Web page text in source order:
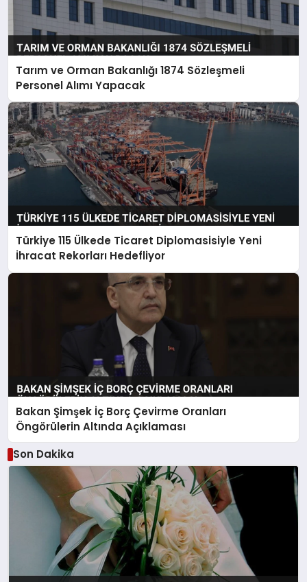
Tarım ve Orman Bakanlığı 1874 Sözleşmeli
Personel Alımı Yapacak
Türkiye 115 Ülkede Ticaret Diplomasisiyle Yeni
İhracat Rekorları Hedefliyor
Bakan Şimşek İç Borç Çevirme Oranları
Öngörülerin Altında Açıklaması
Son Dakika